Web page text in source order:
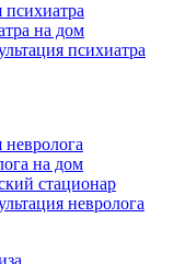
психиатра
на дом
психиатра
невролога
на дом
стационар
невролога